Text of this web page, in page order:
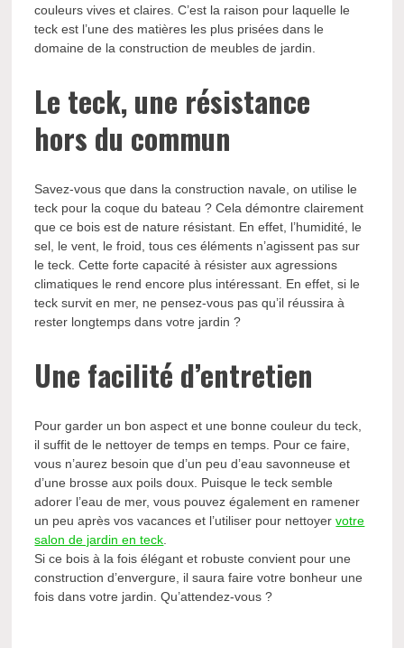
couleurs vives et claires. C’est la raison pour laquelle le
teck est l’une des matières les plus prisées dans le
domaine de la construction de meubles de jardin.
Le teck, une résistance
hors du commun
Savez-vous que dans la construction navale, on utilise le
teck pour la coque du bateau ? Cela démontre clairement
que ce bois est de nature résistant. En effet, l’humidité, le
sel, le vent, le froid, tous ces éléments n’agissent pas sur
le teck. Cette forte capacité à résister aux agressions
climatiques le rend encore plus intéressant. En effet, si le
teck survit en mer, ne pensez-vous pas qu’il réussira à
rester longtemps dans votre jardin ?
Une facilité d’entretien
Pour garder un bon aspect et une bonne couleur du teck,
il suffit de le nettoyer de temps en temps. Pour ce faire,
vous n’aurez besoin que d’un peu d’eau savonneuse et
d’une brosse aux poils doux. Puisque le teck semble
adorer l’eau de mer, vous pouvez également en ramener
un peu après vos vacances et l’utiliser pour nettoyervotre
salon de jardin en teck.
Si ce bois à la fois élégant et robuste convient pour une
construction d’envergure, il saura faire votre bonheur une
fois dans votre jardin. Qu’attendez-vous ?